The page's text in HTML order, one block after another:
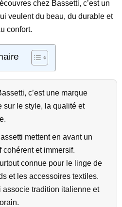
chez Bassetti, c’est un
veulent du beau, du durable et
confort.
c’est une marque
sur le style, la qualité et
mettent en avant un
cohérent et immersif.
connue pour le linge de
et les accessoires textiles.
associe tradition italienne et